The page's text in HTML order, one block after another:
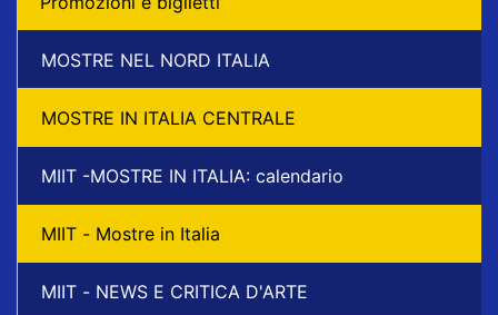
MOSTRE NEL NORD ITALIA
MOSTRE IN ITALIA CENTRALE
MIIT -MOSTRE IN ITALIA: calendario
MIIT - Mostre in Italia
MIIT - NEWS E CRITICA D'ARTE